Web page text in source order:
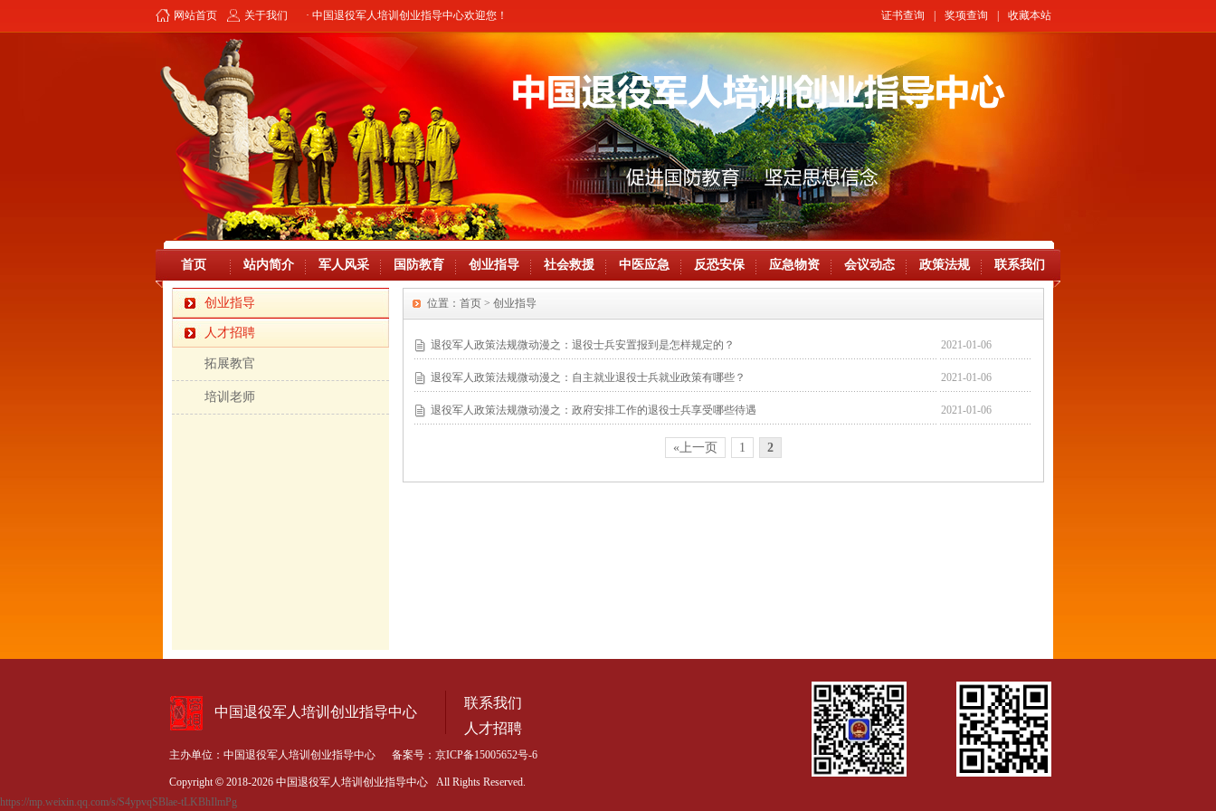
网站首页 关于我们 · 中国退役军人培训创业指导中心欢迎您！ 证书查询 奖项查询 收藏本站
首页 站内简介 军人风采 国防教育 创业指导 社会救援 中医应急 反恐安保 应急物资 会议动态 政策法规 联系我们
创业指导
人才招聘
拓展教官
培训老师
位置： 首页 > 创业指导
退役军人政策法规微动漫之：退役士兵安置报到是怎样规定的？ 2021-01-06
退役军人政策法规微动漫之：自主就业退役士兵就业政策有哪些？ 2021-01-06
退役军人政策法规微动漫之：政府安排工作的退役士兵享受哪些待遇 2021-01-06
«上一页 1 2
中国退役军人培训创业指导中心
联系我们
人才招聘
主办单位：中国退役军人培训创业指导中心 备案号： 京ICP备15005652号-6
Copyright© 2018-2026 中国退役军人培训创业指导中心 All Rights Reserved.
https://mp.weixin.qq.com/s/S4ypvqSBlae-tLKBhIlmPg